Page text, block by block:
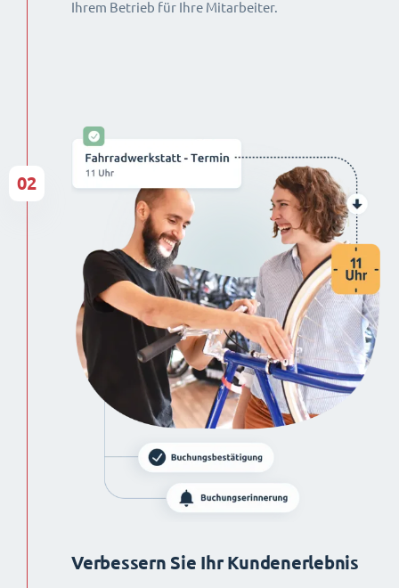
Ihrem Betrieb für Ihre Mitarbeiter.
Verbessern Sie Ihr Kundenerlebnis
02